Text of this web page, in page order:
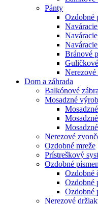
Pánty
Ozdobné
Bránové
Nerezové
Dom a záhrada
Balkónové
Mosadzné
Nerezové
Ozdobné mreže
Prístreškový
Ozdobné
Ozdobné
Ozdobné
Ozdobné
Nerezové